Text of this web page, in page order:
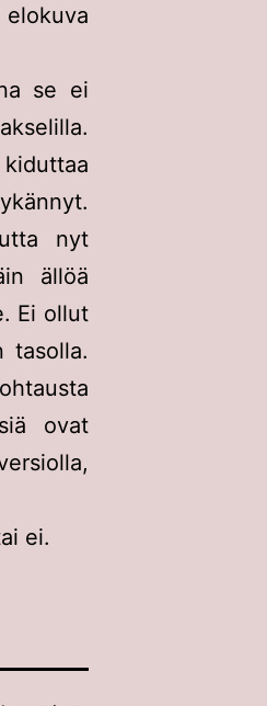
se ei
nyt
ällöä
Ei ollut
tasolla.
ovat
ei.